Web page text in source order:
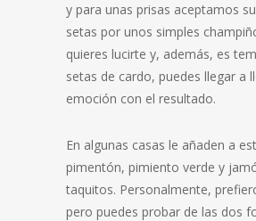
y para unas prisas aceptamos
setas por unos simples
quieres lucirte y, además, es
setas de cardo, puedes llegar a
emoción con el resultado.
En algunas casas le añaden a
pimentón, pimiento verde y
taquitos. Personalmente,
pero puedes probar de las dos